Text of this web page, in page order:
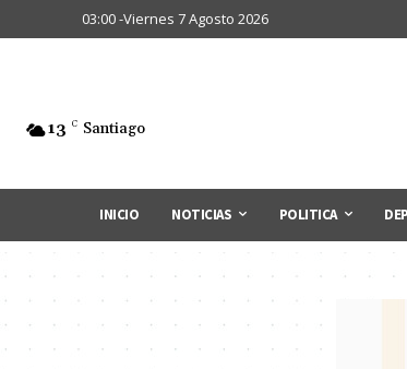
03:00 -Viernes 7 Agosto 2026
13 C Santiago
INICIO NOTICIAS POLITICA